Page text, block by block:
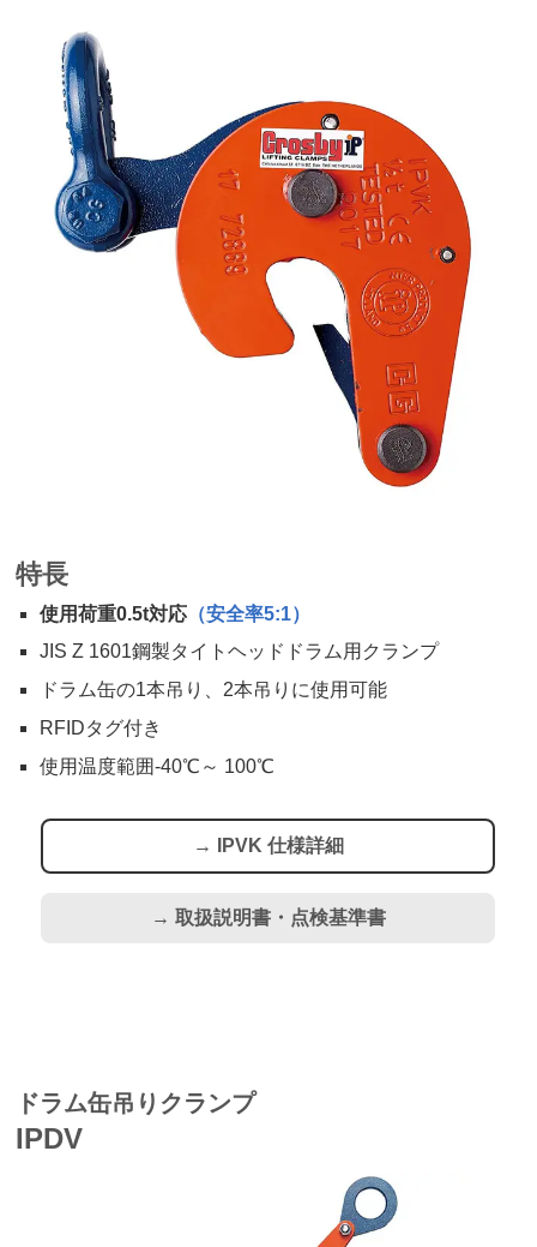
特長
使用荷重0.5t対応 （安全率5:1）
JIS Z 1601鋼製タイトヘッドドラム用クランプ
ドラム缶の1本吊り、2本吊りに使用可能
RFIDタグ付き
使用温度範囲-40℃～ 100℃
→ IPVK 仕様詳細
→ 取扱説明書・点検基準書
ドラム缶吊りクランプ
IPDV